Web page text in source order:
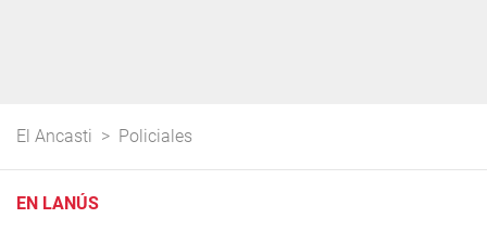
El Ancasti > Policiales
EN LANÚS